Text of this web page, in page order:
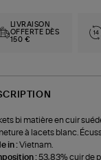
LIVRAISON
OFFERTE DÈS
150 €
bi matière en cuir
à lacets blanc.
in :Vietnam.
:53,83% cuir de